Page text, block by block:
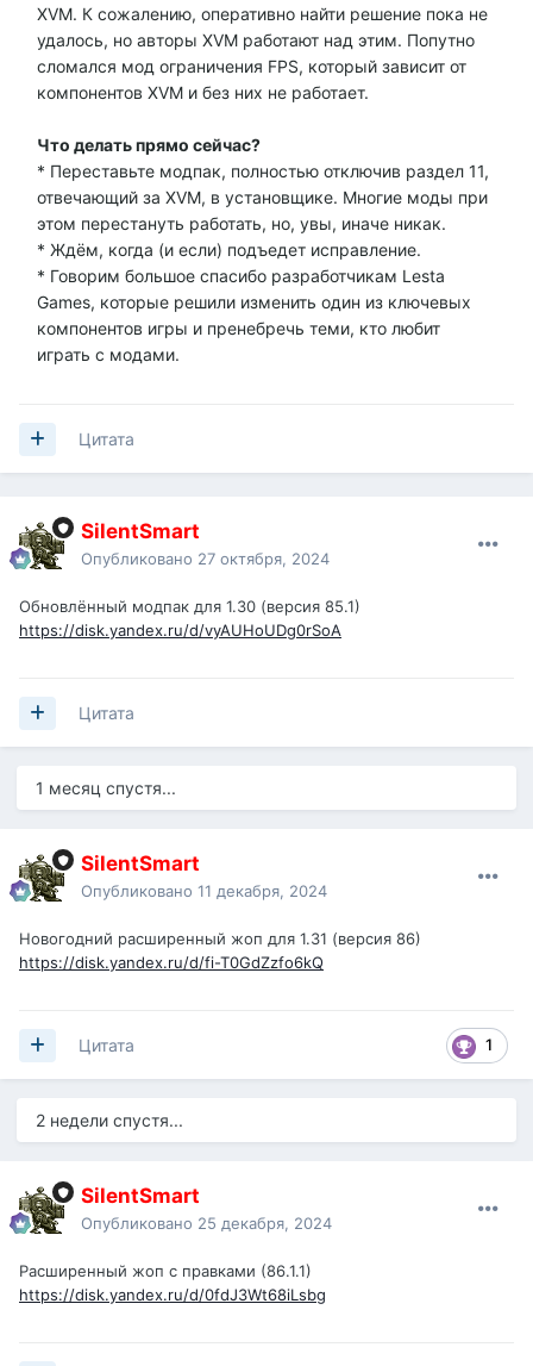
XVM. К сожалению, оперативно найти решение пока не
удалось, но авторы XVM работают над этим. Попутно
сломался мод ограничения FPS, который зависит от
компонентов XVM и без них не работает.
Что делать прямо сейчас?
* Переставьте модпак, полностью отключив раздел 11,
отвечающий за XVM, в установщике. Многие моды при
этом перестануть работать, но, увы, иначе никак.
* Ждём, когда (и если) подъедет исправление.
* Говорим большое спасибо разработчикам Lesta
Games, которые решили изменить один из ключевых
компонентов игры и пренебречь теми, кто любит
играть с модами.
Цитата
SilentSmart
Опубликовано 27 октября, 2024
Обновлённый модпак для 1.30 (версия 85.1)
https://disk.yandex.ru/d/vyAUHoUDg0rSoA
Цитата
1 месяц спустя...
SilentSmart
Опубликовано 11 декабря, 2024
Новогодний расширенный жоп для 1.31 (версия 86)
https://disk.yandex.ru/d/fi-T0GdZzfo6kQ
1
Цитата
2 недели спустя...
SilentSmart
Опубликовано 25 декабря, 2024
Расширенный жоп с правками (86.1.1)
https://disk.yandex.ru/d/0fdJ3Wt68iLsbg